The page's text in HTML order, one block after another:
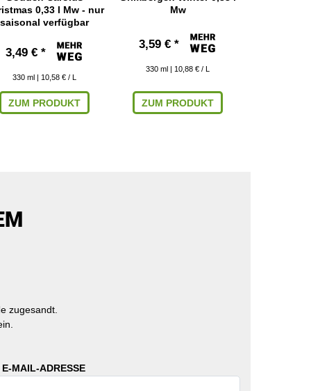
0,33 l Mw - nur
saisonal verfügbar
3,49 € *
330 ml | 10,58 € / L
ZUM PRODUKT
Mw
3,59 € *
330 ml | 10,88 € / L
ZUM PRODUKT
zugesandt.
E-MAIL-ADRESSE